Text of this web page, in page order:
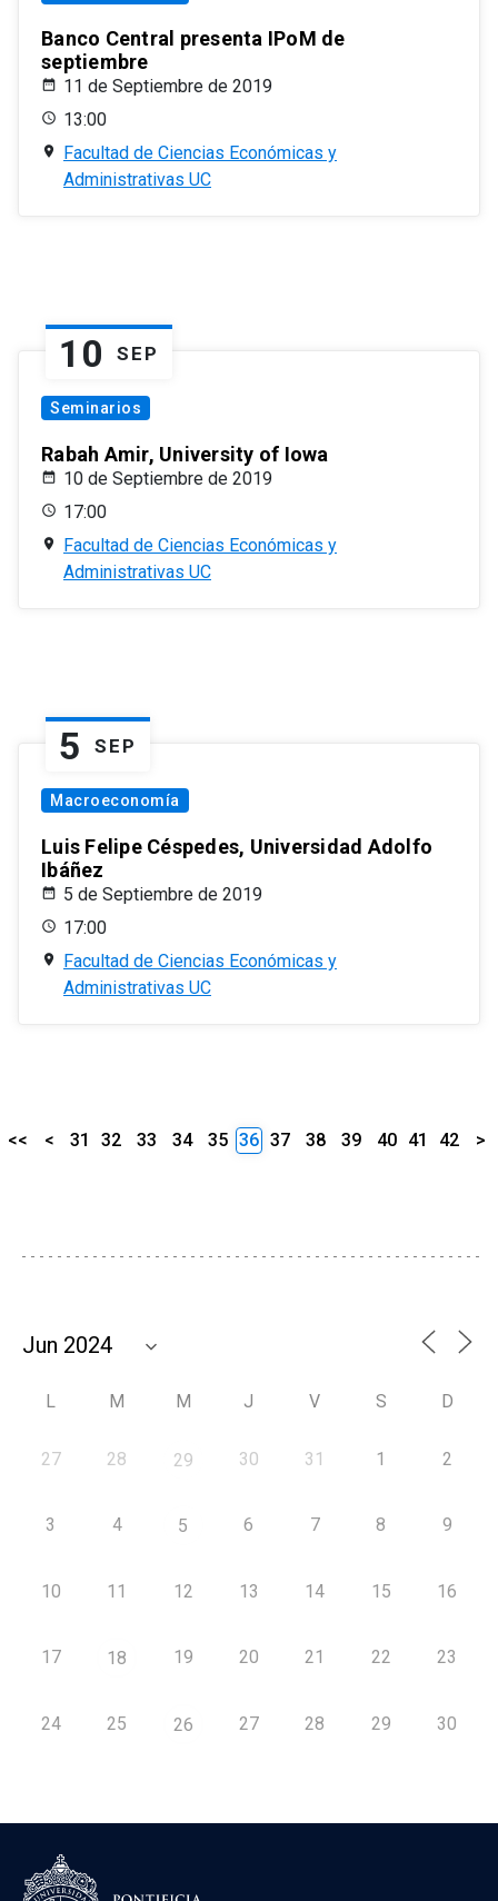
Banco Central presenta IPoM de
septiembre
11 de Septiembre de 2019
13:00
Facultad de Ciencias Económicas y
Administrativas UC
10 SEP
Seminarios
Rabah Amir, University of Iowa
10 de Septiembre de 2019
17:00
Facultad de Ciencias Económicas y
Administrativas UC
5 SEP
Macroeconomía
Luis Felipe Céspedes, Universidad Adolfo
Ibáñez
5 de Septiembre de 2019
17:00
Facultad de Ciencias Económicas y
Administrativas UC
<< < 31 32 33 34 35 36 37 38 39 40 41 42 >
L M M J V S D
27 28 29 30 31 1 2
3 4 5 6 7 8 9
10 11 12 13 14 15 16
17 18 19 20 21 22 23
24 25 26 27 28 29 30